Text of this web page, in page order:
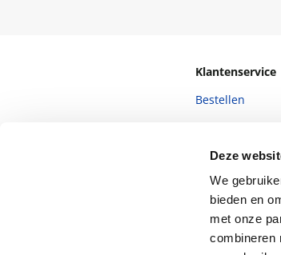
Deze
We
bieden en
met onze
combineren
Klantenservice
Bestellen
Betalen
Retourneren